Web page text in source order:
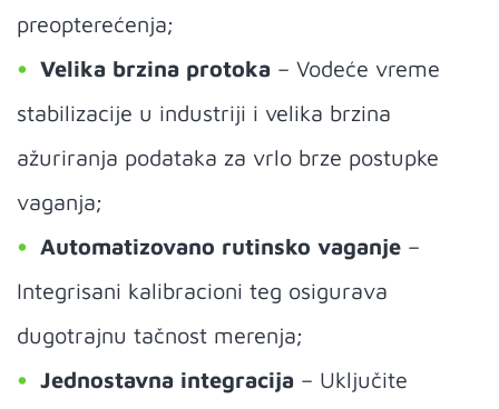
preopterećenja;
Velika brzina protoka – Vodeće vreme
stabilizacije u industriji i velika brzina
ažuriranja podataka za vrlo brze postupke
vaganja;
Automatizovano rutinsko vaganje –
Integrisani kalibracioni teg osigurava
dugotrajnu tačnost merenja;
Jednostavna integracija – Uključite